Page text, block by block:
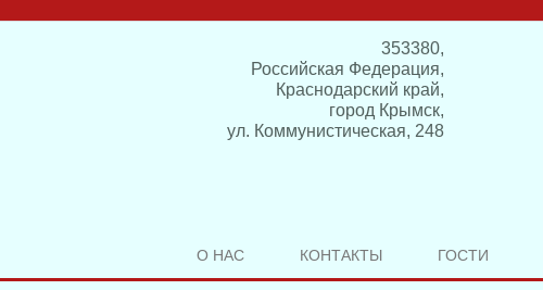
353380,
Российская Федерация,
Краснодарский край,
город Крымск,
ул. Коммунистическая, 248
О НАС КОНТАКТЫ ГОСТИ